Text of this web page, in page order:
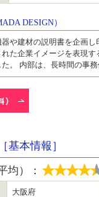
DESIGN）
や建材の説明書を企画
た企業イメージを表現
。 内部は、長時間の事
基本情報］
均）：
大阪府